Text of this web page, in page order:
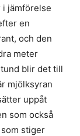
i jämförelse
en
och den
meter
blir det till
mjölksyran
uppåt
som också
stiger